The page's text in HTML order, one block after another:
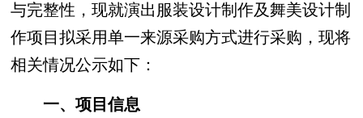
与完整性，现就演出服装设计制作及舞美设计制
作项目拟采用单一来源采购方式进行采购，现将
相关情况公示如下：
一、项目信息